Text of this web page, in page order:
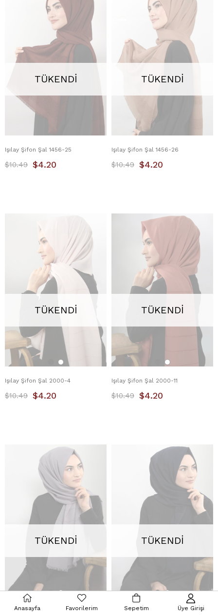
TÜKENDI
Işılay Şifon Şal 1456-25
$4.20
$10.49
TÜKENDI
Işılay Şifon Şal 1456-26
$4.20
$10.49
TÜKENDI
Işılay Şifon Şal 2000-4
$4.20
$10.49
TÜKENDI
Işılay Şifon Şal 2000-11
$4.20
$10.49
TÜKENDI
Işılay Şifon Şal 2000-13
TÜKENDI
Işılay Şifon Şal 2000-15
Anasayfa Favorilerim Sepetim Üye Girişi